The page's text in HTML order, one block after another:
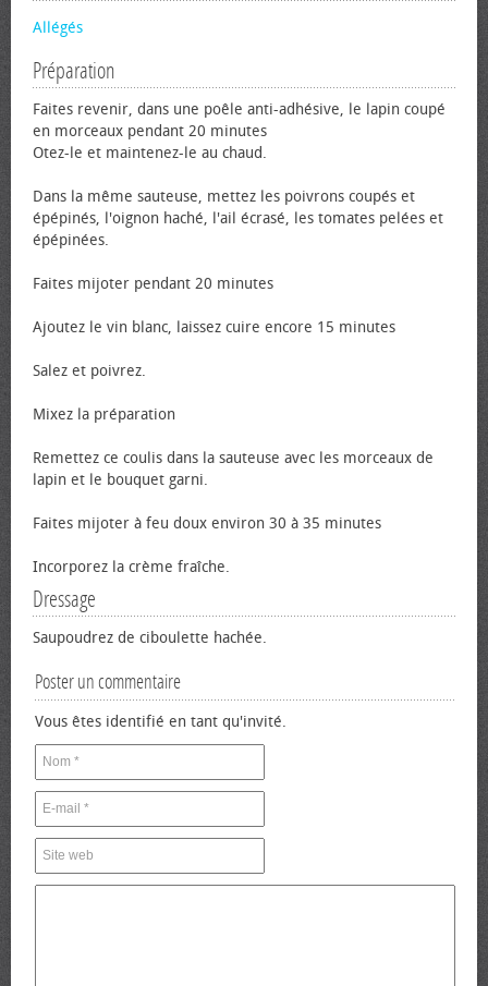
Allégés
Préparation
Faites revenir, dans une poêle anti-adhésive, le lapin coupé
en morceaux pendant 20 minutes
Otez-le et maintenez-le au chaud.
Dans la même sauteuse, mettez les poivrons coupés et
épépinés, l'oignon haché, l'ail écrasé, les tomates pelées et
épépinées.
Faites mijoter pendant 20 minutes
Ajoutez le vin blanc, laissez cuire encore 15 minutes
Salez et poivrez.
Mixez la préparation
Remettez ce coulis dans la sauteuse avec les morceaux de
lapin et le bouquet garni.
Faites mijoter à feu doux environ 30 à 35 minutes
Incorporez la crème fraîche.
Dressage
Saupoudrez de ciboulette hachée.
Poster un commentaire
Vous êtes identifié en tant qu'invité.